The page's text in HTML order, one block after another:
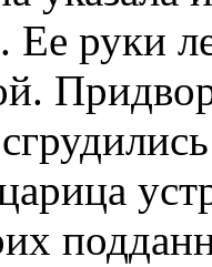
Ее руки